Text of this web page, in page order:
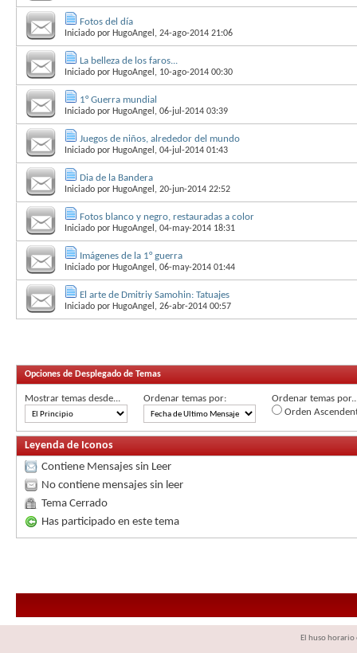
Fotos del día
Iniciado por HugoAngel , 24-ago-2014 21:06
La belleza de los faros...
Iniciado por HugoAngel , 10-ago-2014 00:30
1° Guerra mundial
Iniciado por HugoAngel , 06-jul-2014 03:39
Juegos de niños, alrededor del mundo
Iniciado por HugoAngel , 04-jul-2014 01:43
Dia de la Bandera
Iniciado por HugoAngel , 20-jun-2014 22:52
Fotos blanco y negro, restauradas a color
Iniciado por HugoAngel , 04-may-2014 18:31
Imágenes de la 1° guerra
Iniciado por HugoAngel , 06-may-2014 01:44
El arte de Dmitriy Samohin: Tatuajes
Iniciado por HugoAngel , 26-abr-2014 00:57
Opciones de Desplegado de Temas
Mostrar temas desde... Ordenar temas por:
Ordenar temas
Orden
Leyenda de Iconos
Contiene Mensajes sin Leer
No contiene mensajes sin leer
Tema Cerrado
Has participado en este tema
El huso horario